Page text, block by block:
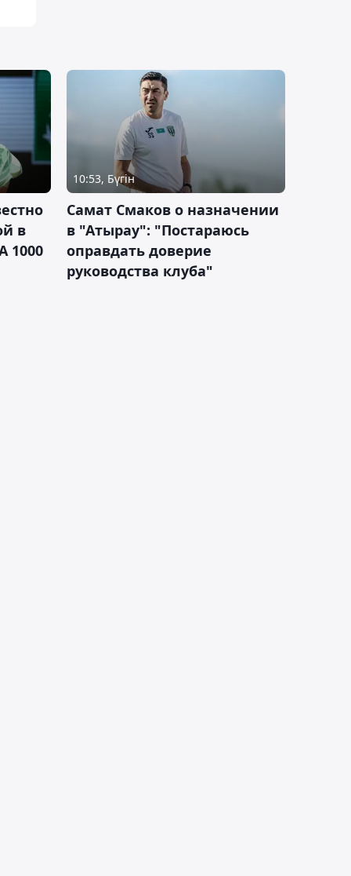
в
1000
10:53, Бүгін
Самат Смаков о назначении
в "Атырау": "Постараюсь
оправдать доверие
руководства клуба"